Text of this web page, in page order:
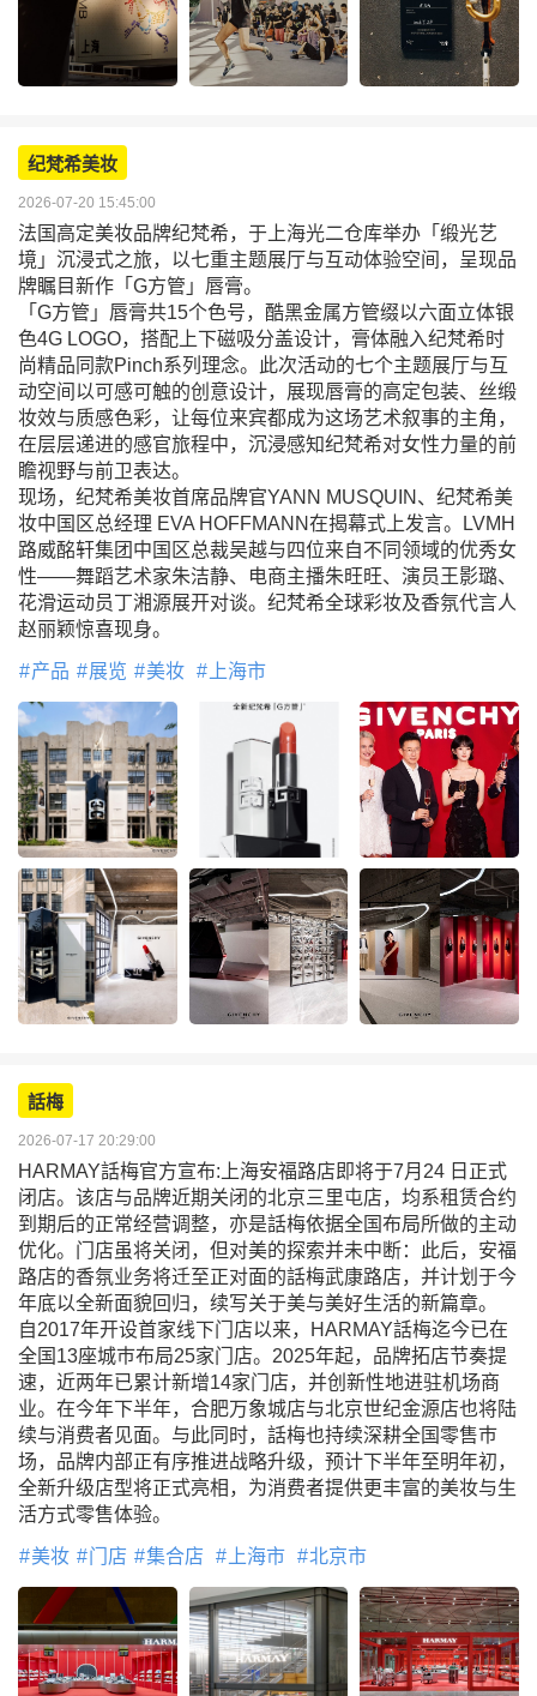
纪梵希美妆
2026-07-20 15:45:00
法国高定美妆品牌纪梵希，于上海光二仓库举办「缎光艺
境」沉浸式之旅，以七重主题展厅与互动体验空间，呈现品
牌瞩目新作「G方管」唇膏。
「G方管」唇膏共15个色号，酷黑金属方管缀以六面立体银
色4G LOGO，搭配上下磁吸分盖设计，膏体融入纪梵希时
尚精品同款Pinch系列理念。此次活动的七个主题展厅与互
动空间以可感可触的创意设计，展现唇膏的高定包装、丝缎
妆效与质感色彩，让每位来宾都成为这场艺术叙事的主角，
在层层递进的感官旅程中，沉浸感知纪梵希对女性力量的前
瞻视野与前卫表达。
现场，纪梵希美妆首席品牌官YANN MUSQUIN、纪梵希美
妆中国区总经理 EVA HOFFMANN在揭幕式上发言。LVMH
路威酩轩集团中国区总裁吴越与四位来自不同领域的优秀女
性——舞蹈艺术家朱洁静、电商主播朱旺旺、演员王影璐、
花滑运动员丁湘源展开对谈。纪梵希全球彩妆及香氛代言人
赵丽颖惊喜现身。
产品 展览 美妆 上海市
話梅
2026-07-17 20:29:00
HARMAY話梅官方宣布:上海安福路店即将于7月24 日正式
闭店。该店与品牌近期关闭的北京三里屯店，均系租赁合约
到期后的正常经营调整，亦是話梅依据全国布局所做的主动
优化。门店虽将关闭，但对美的探索并未中断：此后，安福
路店的香氛业务将迁至正对面的話梅武康路店，并计划于今
年底以全新面貌回归，续写关于美与美好生活的新篇章。
自2017年开设首家线下门店以来，HARMAY話梅迄今已在
全国13座城巿布局25家门店。2025年起，品牌拓店节奏提
速，近两年已累计新增14家门店，并创新性地进驻机场商
业。在今年下半年，合肥万象城店与北京世纪金源店也将陆
续与消费者见面。与此同时，話梅也持续深耕全国零售巿
场，品牌内部正有序推进战略升级，预计下半年至明年初，
全新升级店型将正式亮相，为消费者提供更丰富的美妆与生
活方式零售体验。
美妆 门店 集合店 上海市 北京市